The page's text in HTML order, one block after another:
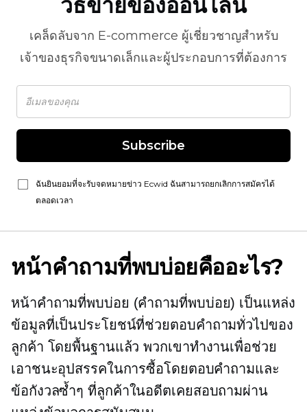
เคล็ดลับจาก E-commerce ผู้เชี่ยวชาญสำหรับ
เจ้าของธุรกิจขนาดเล็กและผู้ประกอบการที่ต้องการ
Subscribe
ฉันยินยอมที่จะรับจดหมายข่าว Ecwid ฉันสามารถยกเลิกการสมัครได้
ตลอดเวลา
หน้าคำถามที่พบบ่อยคืออะไร?
หน้าคำถามที่พบบ่อย (คำถามที่พบบ่อย) เป็นแหล่ง
ข้อมูลที่เป็นประโยชน์ที่ช่วยตอบคำถามทั่วไปของ
ลูกค้า โดยพื้นฐานแล้ว พวกเขาทำงานเพื่อช่วย
เอาชนะอุปสรรคในการซื้อโดยตอบคำถามและ
ข้อกังวลซ้ำๆ ที่ลูกค้าในอดีตเคยสอบถามผ่าน